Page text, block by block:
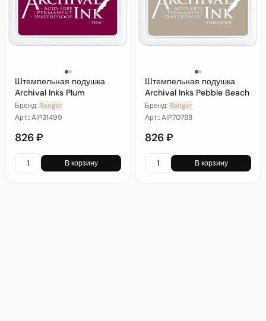
Штемпельная подушка
Archival Inks Plum
Бренд: Ranger
Арт.:AIP31499
826 ₽
В корзину
Штемпельная подушка
Archival Inks Pebble Beach
Бренд: Ranger
Арт.:AIP70788
826 ₽
В корзину